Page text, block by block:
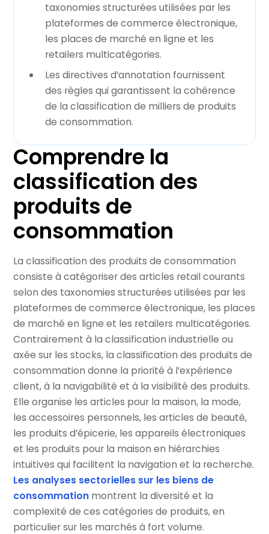
taxonomies structurées utilisées par les
plateformes de commerce électronique,
les places de marché en ligne et les
retailers multicatégories.
Les directives d’annotation fournissent
des règles qui garantissent la cohérence
de la classification de milliers de produits
de consommation.
Comprendre la
classification des
produits de
consommation
La classification des produits de consommation
consiste à catégoriser des articles retail courants
selon des taxonomies structurées utilisées par les
plateformes de commerce électronique, les places
de marché en ligne et les retailers multicatégories.
Contrairement à la classification industrielle ou
axée sur les stocks, la classification des produits de
consommation donne la priorité à l’expérience
client, à la navigabilité et à la visibilité des produits.
Elle organise les articles pour la maison, la mode,
les accessoires personnels, les articles de beauté,
les produits d’épicerie, les appareils électroniques
et les produits pour la maison en hiérarchies
intuitives qui facilitent la navigation et la recherche.
Les analyses sectorielles sur les biens de
consommation montrent la diversité et la
complexité de ces catégories de produits, en
particulier sur les marchés à fort volume.